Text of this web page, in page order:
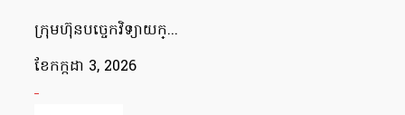
ក្រុមហ៊ុនបច្ចេកវិទ្យាយក្...
ខែ​កក្កដា 3, 2026